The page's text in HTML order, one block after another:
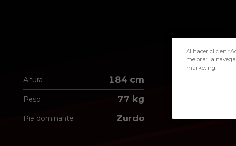
Altura 184 cm
Peso 77 kg
Pie dominante Zurdo
Al hacer clic en
mejorar la
marketing.